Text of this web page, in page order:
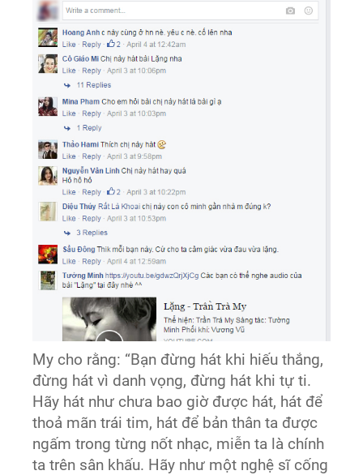
My cho rằng: “Bạn đừng hát khi hiếu thắng,
đừng hát vì danh vọng, đừng hát khi tự ti.
Hãy hát như chưa bao giờ được hát, hát để
thoả mãn trái tim, hát để bản thân ta được
ngấm trong từng nốt nhạc, miễn ta là chính
ta trên sân khấu. Hãy như một nghệ sĩ cống